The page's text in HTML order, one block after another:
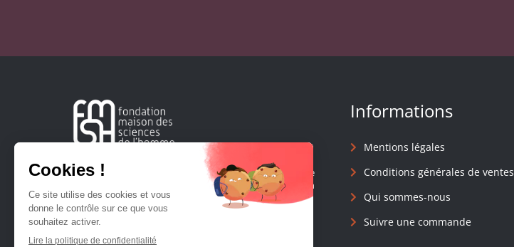
Créée en 1963, la Fondation Maison Sciences de l'Homme
soutient la recherche et la diffusion des connaissances en
sciences humaines et sociales.
Informations
Mentions légales
Conditions générales de ventes
Qui sommes-nous
Suivre une commande